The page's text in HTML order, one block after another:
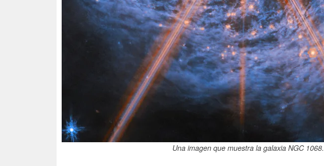
Una imagen que muestra la galaxia NGC 1068.